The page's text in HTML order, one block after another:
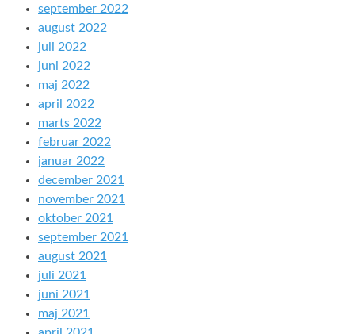
september 2022
august 2022
juli 2022
juni 2022
maj 2022
april 2022
marts 2022
februar 2022
januar 2022
december 2021
november 2021
oktober 2021
september 2021
august 2021
juli 2021
juni 2021
maj 2021